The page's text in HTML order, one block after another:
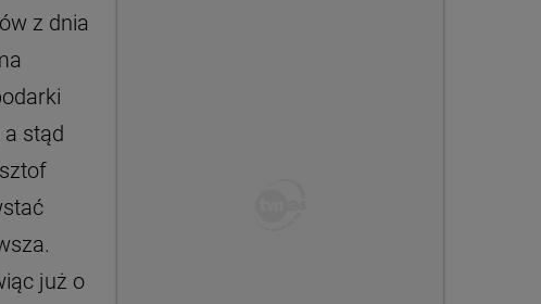
z dnia
a stąd
już o